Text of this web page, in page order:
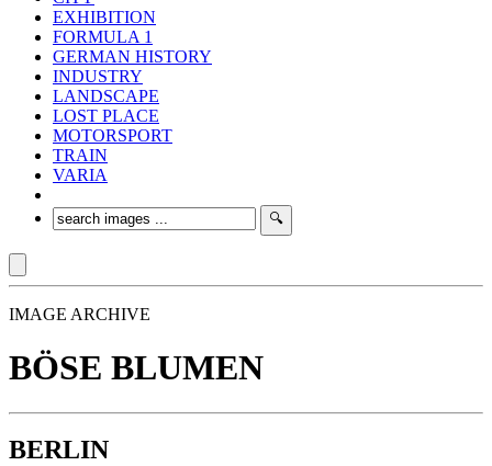
EXHIBITION
FORMULA 1
GERMAN HISTORY
INDUSTRY
LANDSCAPE
LOST PLACE
MOTORSPORT
TRAIN
VARIA
IMAGE ARCHIVE
BÖSE BLUMEN
BERLIN